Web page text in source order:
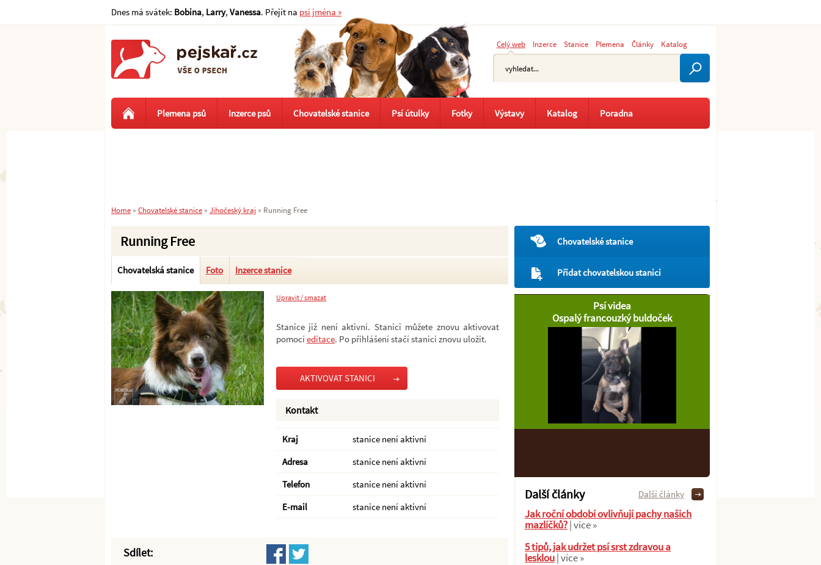
Running Free
Chovatelská stanice Foto Inzerce stanice
Upravit / smazat
Stanice již není aktivní. Stanici můžete znovu aktivovat
pomocíeditace. Po přihlášení stačí stanici znovu uložit.
AKTIVOVAT STANICI
Kontakt
Kraj
stanice není aktivní
Adresa
stanice není aktivní
Telefon
stanice není aktivní
E-mail
stanice není aktivní
Sdílet:
Chovatelské stanice
Přidat chovatelskou stanici
Psí videa
Ospalý francouzký buldoček
Další články
Jak roční období ovlivňují pachy našich
mazlíčků?| více »
5 tipů, jak udržet psí srst zdravou a
lesklou| více »
Další články
Celý web Inzerce Stanice Plemena Články Katalog
Plemena psů Inzerce psů Chovatelské stanice Psí útulky Fotky Výstavy Katalog Poradna
Home » Chovatelské stanice » Jihočeský kraj » Running Free
Dnes má svátek: Bobina, Larry, Vanessa. Přejít na psí jména »